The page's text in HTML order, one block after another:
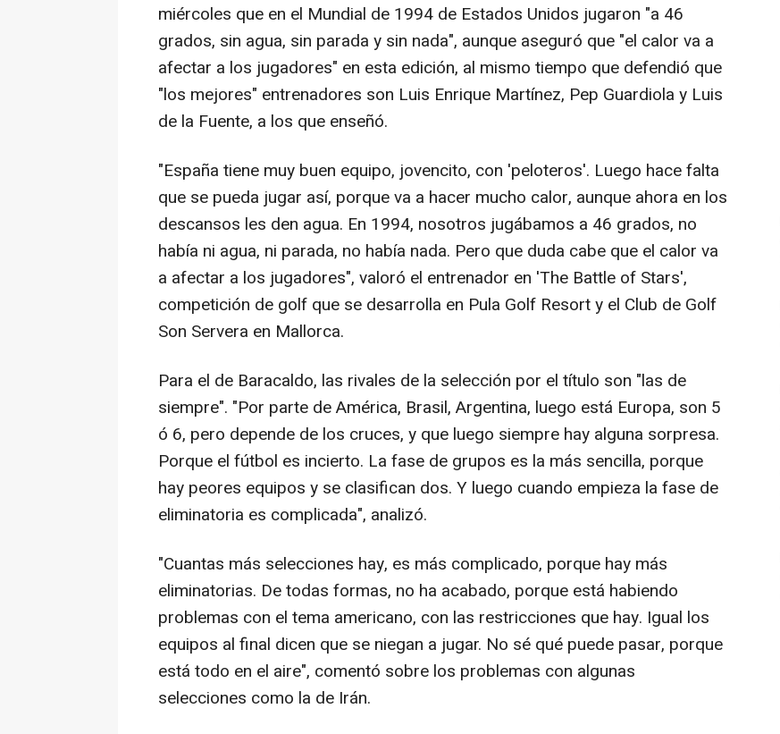
miércoles que en el Mundial de 1994 de Estados Unidos jugaron "a 46
grados, sin agua, sin parada y sin nada", aunque aseguró que "el calor va a
afectar a los jugadores" en esta edición, al mismo tiempo que defendió que
"los mejores" entrenadores son Luis Enrique Martínez, Pep Guardiola y Luis
de la Fuente, a los que enseñó.
"España tiene muy buen equipo, jovencito, con 'peloteros'. Luego hace falta
que se pueda jugar así, porque va a hacer mucho calor, aunque ahora en los
descansos les den agua. En 1994, nosotros jugábamos a 46 grados, no
había ni agua, ni parada, no había nada. Pero que duda cabe que el calor va
a afectar a los jugadores", valoró el entrenador en 'The Battle of Stars',
competición de golf que se desarrolla en Pula Golf Resort y el Club de Golf
Son Servera en Mallorca.
Para el de Baracaldo, las rivales de la selección por el título son "las de
siempre". "Por parte de América, Brasil, Argentina, luego está Europa, son 5
ó 6, pero depende de los cruces, y que luego siempre hay alguna sorpresa.
Porque el fútbol es incierto. La fase de grupos es la más sencilla, porque
hay peores equipos y se clasifican dos. Y luego cuando empieza la fase de
eliminatoria es complicada", analizó.
"Cuantas más selecciones hay, es más complicado, porque hay más
eliminatorias. De todas formas, no ha acabado, porque está habiendo
problemas con el tema americano, con las restricciones que hay. Igual los
equipos al final dicen que se niegan a jugar. No sé qué puede pasar, porque
está todo en el aire", comentó sobre los problemas con algunas
selecciones como la de Irán.